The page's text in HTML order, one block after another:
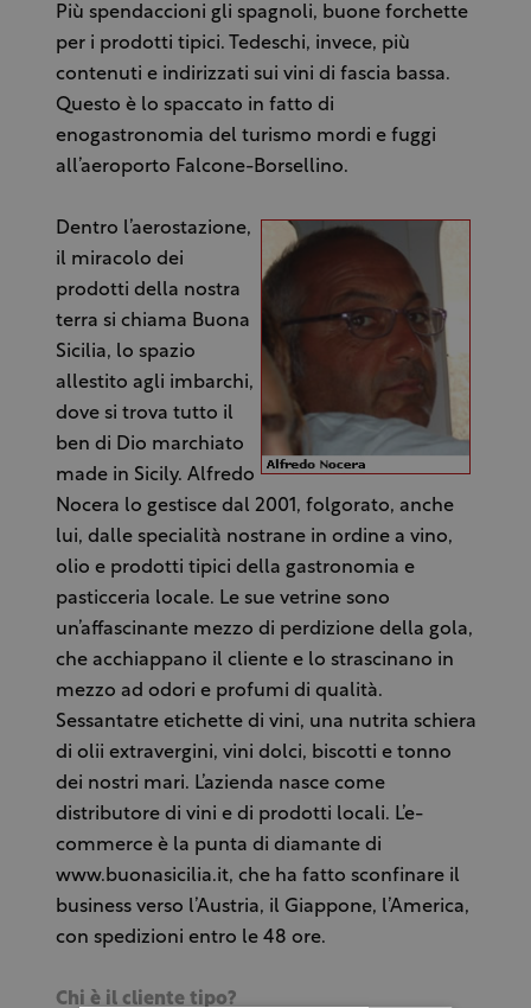
Più spendaccioni gli spagnoli, buone forchette
per i prodotti tipici. Tedeschi, invece, più
contenuti e indirizzati sui vini di fascia bassa.
Questo è lo spaccato in fatto di
enogastronomia del turismo mordi e fuggi
all’aeroporto Falcone-Borsellino.
Dentro l’aerostazione,
il miracolo dei
prodotti della nostra
terra si chiama Buona
Sicilia, lo spazio
allestito agli imbarchi,
dove si trova tutto il
ben di Dio marchiato
made in Sicily. Alfredo
Nocera lo gestisce dal 2001, folgorato, anche
lui, dalle specialità nostrane in ordine a vino,
olio e prodotti tipici della gastronomia e
pasticceria locale. Le sue vetrine sono
un’affascinante mezzo di perdizione della gola,
che acchiappano il cliente e lo strascinano in
mezzo ad odori e profumi di qualità.
Sessantatre etichette di vini, una nutrita schiera
di olii extravergini, vini dolci, biscotti e tonno
dei nostri mari. L’azienda nasce come
distributore di vini e di prodotti locali. L’e-
commerce è la punta di diamante di
www.buonasicilia.it, che ha fatto sconfinare il
business verso l’Austria, il Giappone, l’America,
con spedizioni entro le 48 ore.
Chi è il cliente tipo?